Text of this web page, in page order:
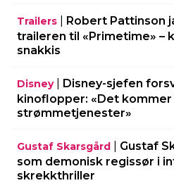
Trailers
Robert Pattinson
traileren til «Primetime» –
snakkis
Disney| Disney-sjefen
kinoflopper: «Det kommer
strømmetjenester»
Gustaf Skarsgård
Gustaf
som demonisk regissør i
skrekkthriller